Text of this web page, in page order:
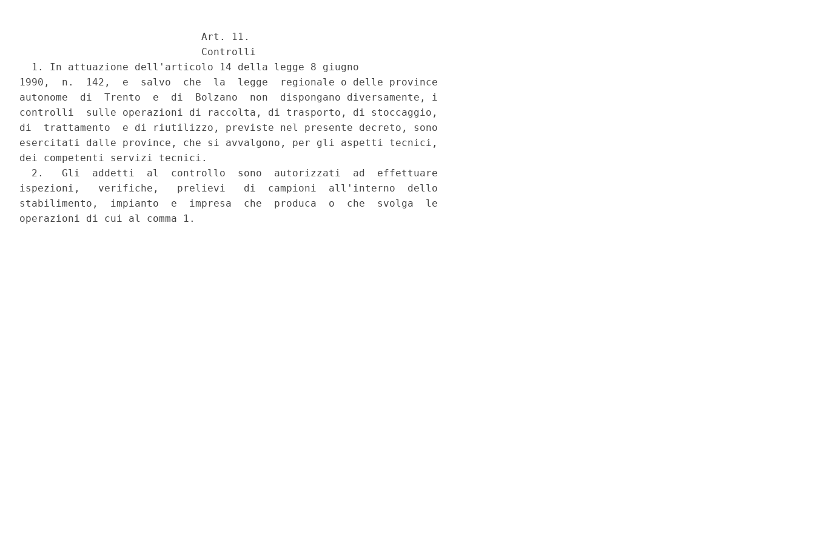
                              Art. 11.
                              Controlli
  1. In attuazione dell'articolo 14 della legge 8 giugno
1990,  n.  142,  e  salvo  che  la  legge  regionale o delle province
autonome  di  Trento  e  di  Bolzano  non  dispongano diversamente, i
controlli  sulle operazioni di raccolta, di trasporto, di stoccaggio,
di  trattamento  e di riutilizzo, previste nel presente decreto, sono
esercitati dalle province, che si avvalgono, per gli aspetti tecnici,
dei competenti servizi tecnici.
  2.   Gli  addetti  al  controllo  sono  autorizzati  ad  effettuare
ispezioni,   verifiche,   prelievi   di  campioni  all'interno  dello
stabilimento,  impianto  e  impresa  che  produca  o  che  svolga  le